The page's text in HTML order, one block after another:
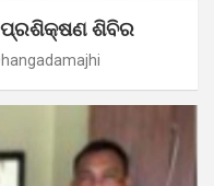
ପ୍ରଶିକ୍ଷଣ ଶିବିର